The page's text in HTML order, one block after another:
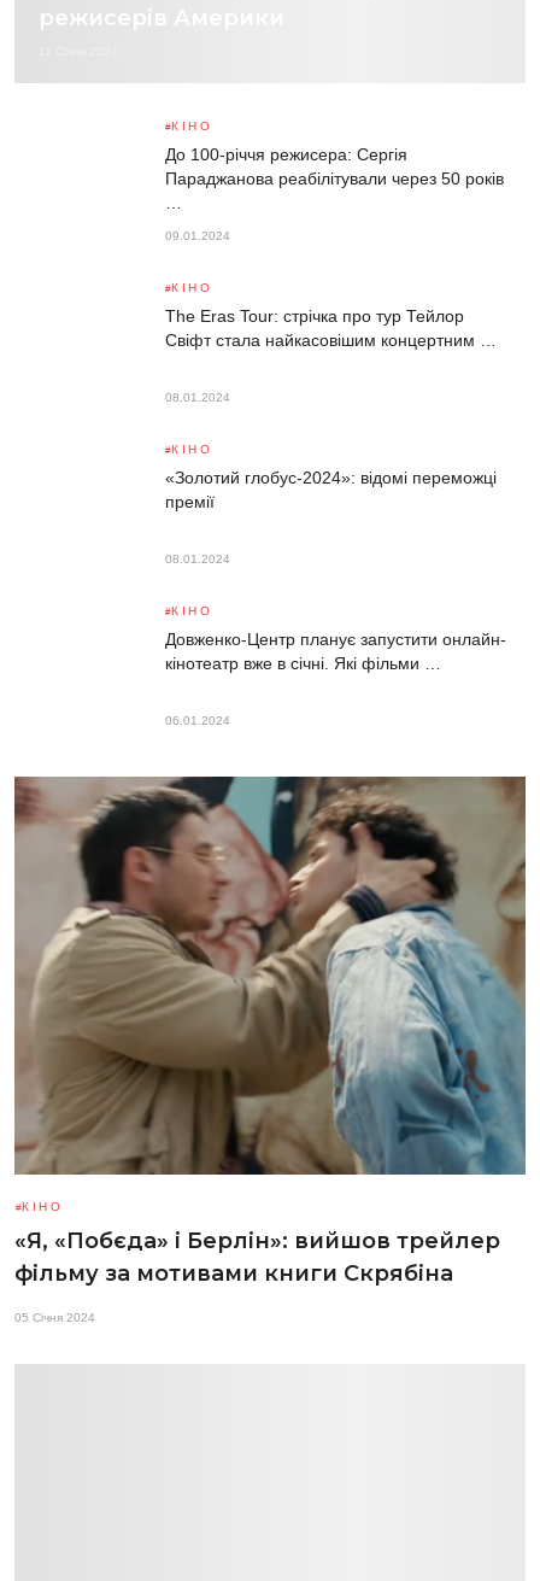
режисерів Америки
КІНО
До 100-річчя режисера: Сергія
Параджанова реабілітували через 50 років
09.01.2024
КІНО
The Eras Tour: стрічка про тур Тейлор
Свіфт стала найкасовішим концертним …
08.01.2024
КІНО
«Золотий глобус-2024»: відомі переможці
премії
08.01.2024
КІНО
Довженко-Центр планує запустити онлайн-
кінотеатр вже в січні. Які фільми …
06.01.2024
КІНО
«Я, «Побєда» і Берлін»: вийшов трейлер
фільму за мотивами книги Скрябіна
05 Січня 2024